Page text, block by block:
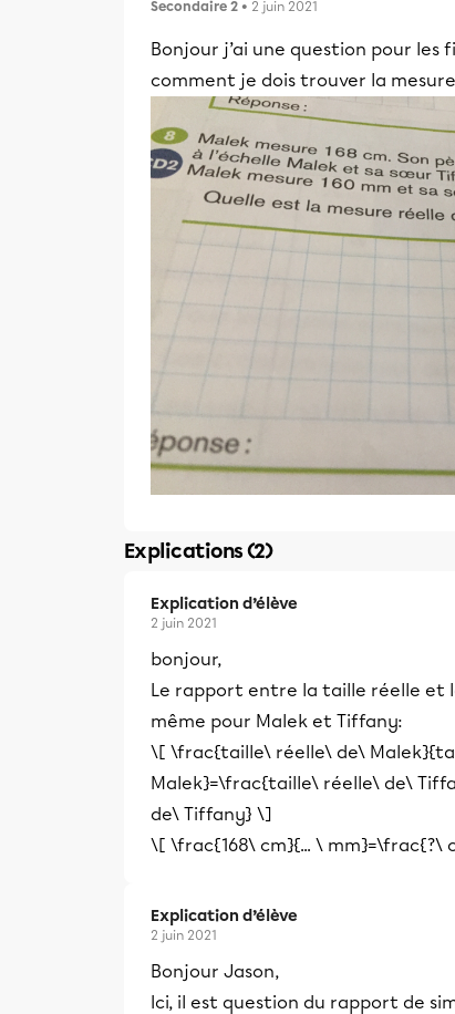
Secondaire 2 • 2 juin 2021
Bonjour j’ai une question pour les
comment je dois trouver la
Explications (2)
Explication d’élève
2 juin 2021
bonjour,
Le rapport entre la taille réelle et
même pour Malek et Tiffany:
\[ \frac{taille\ réelle\ de\
Malek}=\frac{taille\ réelle\ de\
de\ Tiffany} \]
\[ \frac{168\ cm}{... \ mm}=\frac{?\
Explication d’élève
2 juin 2021
Bonjour Jason,
Ici, il est question du rapport de